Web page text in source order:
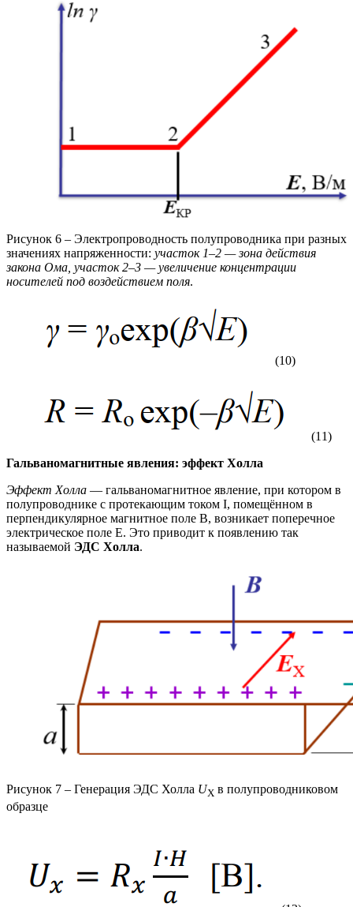
Рисунок 6 – Электропроводность полупроводника при разных
значениях напряженности: участок 1–2 — зона действия
закона Ома, участок 2–3 — увеличение концентрации
носителей под воздействием поля.
(10)
(11)
Гальваномагнитные явления: эффект Холла
Эффект Холла — гальваномагнитное явление, при котором в
полупроводнике с протекающим током I, помещённом в
перпендикулярное магнитное поле B, возникает поперечное
электрическое поле E. Это приводит к появлению так
называемой ЭДС Холла.
Рисунок 7 – Генерация ЭДС Холла UХ в полупроводниковом
образце